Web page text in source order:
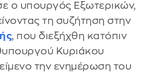
ο υπουργός Εξωτερικών,
τη συζήτηση στην
, που διεξήχθη κατόπιν
Κυριάκου
την ενημέρωση του